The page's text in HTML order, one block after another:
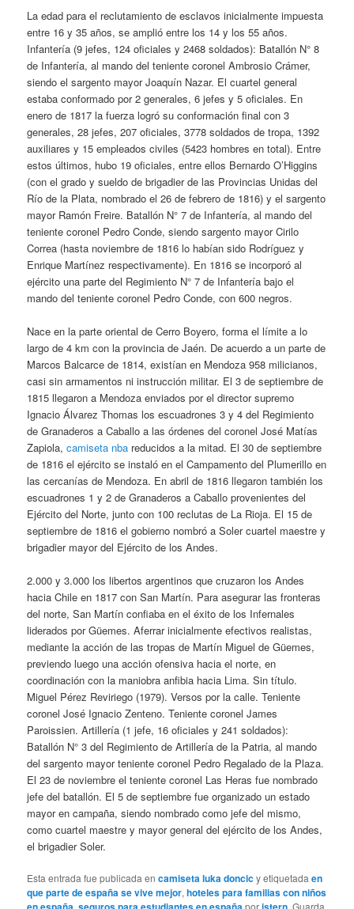
La edad para el reclutamiento de esclavos inicialmente impuesta
entre 16 y 35 años, se amplió entre los 14 y los 55 años.
Infantería (9 jefes, 124 oficiales y 2468 soldados): Batallón N° 8
de Infantería, al mando del teniente coronel Ambrosio Crámer,
siendo el sargento mayor Joaquín Nazar. El cuartel general
estaba conformado por 2 generales, 6 jefes y 5 oficiales. En
enero de 1817 la fuerza logró su conformación final con 3
generales, 28 jefes, 207 oficiales, 3778 soldados de tropa, 1392
auxiliares y 15 empleados civiles (5423 hombres en total). Entre
estos últimos, hubo 19 oficiales, entre ellos Bernardo O’Higgins
(con el grado y sueldo de brigadier de las Provincias Unidas del
Río de la Plata, nombrado el 26 de febrero de 1816) y el sargento
mayor Ramón Freire. Batallón N° 7 de Infantería, al mando del
teniente coronel Pedro Conde, siendo sargento mayor Cirilo
Correa (hasta noviembre de 1816 lo habían sido Rodríguez y
Enrique Martínez respectivamente). En 1816 se incorporó al
ejército una parte del Regimiento N° 7 de Infantería bajo el
mando del teniente coronel Pedro Conde, con 600 negros.
Nace en la parte oriental de Cerro Boyero, forma el límite a lo
largo de 4 km con la provincia de Jaén. De acuerdo a un parte de
Marcos Balcarce de 1814, existían en Mendoza 958 milicianos,
casi sin armamentos ni instrucción militar. El 3 de septiembre de
1815 llegaron a Mendoza enviados por el director supremo
Ignacio Álvarez Thomas los escuadrones 3 y 4 del Regimiento
de Granaderos a Caballo a las órdenes del coronel José Matías
Zapiola,camiseta nba reducidos a la mitad. El 30 de septiembre
de 1816 el ejército se instaló en el Campamento del Plumerillo en
las cercanías de Mendoza. En abril de 1816 llegaron también los
escuadrones 1 y 2 de Granaderos a Caballo provenientes del
Ejército del Norte, junto con 100 reclutas de La Rioja. El 15 de
septiembre de 1816 el gobierno nombró a Soler cuartel maestre y
brigadier mayor del Ejército de los Andes.
2.000 y 3.000 los libertos argentinos que cruzaron los Andes
hacia Chile en 1817 con San Martín. Para asegurar las fronteras
del norte, San Martín confiaba en el éxito de los Infernales
liderados por Güemes. Aferrar inicialmente efectivos realistas,
mediante la acción de las tropas de Martín Miguel de Güemes,
previendo luego una acción ofensiva hacia el norte, en
coordinación con la maniobra anfibia hacia Lima. Sin título.
Miguel Pérez Reviriego (1979). Versos por la calle. Teniente
coronel José Ignacio Zenteno. Teniente coronel James
Paroissien. Artillería (1 jefe, 16 oficiales y 241 soldados):
Batallón N° 3 del Regimiento de Artillería de la Patria, al mando
del sargento mayor teniente coronel Pedro Regalado de la Plaza.
El 23 de noviembre el teniente coronel Las Heras fue nombrado
jefe del batallón. El 5 de septiembre fue organizado un estado
mayor en campaña, siendo nombrado como jefe del mismo,
como cuartel maestre y mayor general del ejército de los Andes,
el brigadier Soler.
Esta entrada fue publicada encamiseta luka doncicy etiquetadaen
que parte de españa se vive mejor,hoteles para familias con niños